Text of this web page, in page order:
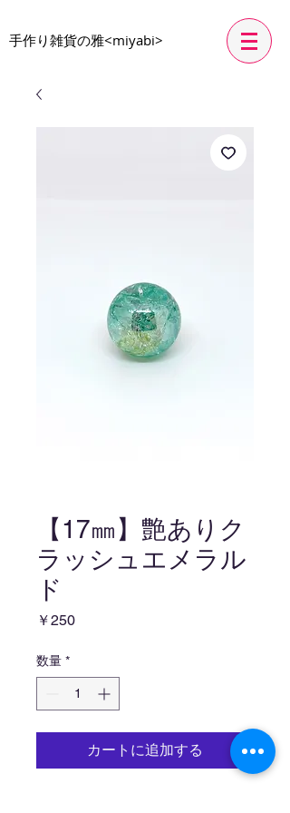
​手作り雑貨の雅<miyabi>
【17㎜】艶ありク
ラッシュエメラル
ド
￥250価
数量 *
カートに追加する